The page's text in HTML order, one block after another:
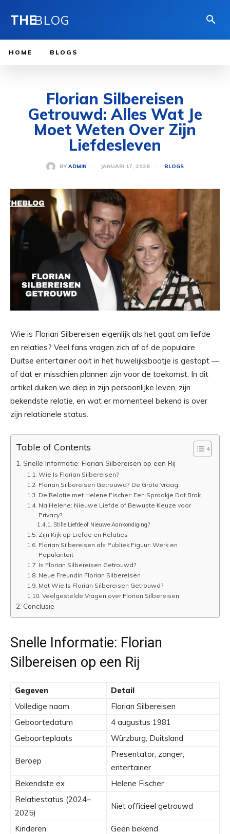
THEBLOG
HOME BLOGS
Florian Silbereisen
Getrouwd: Alles Wat Je
Moet Weten Over Zijn
Liefdesleven
BY ADMIN JANUARI 17, 2026 BLOGS
Wie is Florian Silbereisen eigenlijk als het gaat om liefde
en relaties? Veel fans vragen zich af of de populaire
Duitse entertainer ooit in het huwelijksbootje is gestapt —
of dat er misschien plannen zijn voor de toekomst. In dit
artikel duiken we diep in zijn persoonlijke leven, zijn
bekendste relatie, en wat er momenteel bekend is over
zijn relationele status.
Table of Contents
Snelle Informatie: Florian Silbereisen op een Rij
Wie Is Florian Silbereisen?
Florian Silbereisen Getrouwd? De Grote Vraag
De Relatie met Helene Fischer: Een Sprookje Dat Brak
Na Helene: Nieuwe Liefde of Bewuste Keuze voor
Privacy?
Stille Liefde of Nieuwe Aankondiging?
Zijn Kijk op Liefde en Relaties
Florian Silbereisen als Publiek Figuur: Werk en
Populariteit
Is Florian Silbereisen Getrouwd?
Neue Freundin Florian Silbereisen
Met Wie Is Florian Silbereisen Getrouwd?
Veelgestelde Vragen over Florian Silbereisen
Conclusie
Snelle Informatie: Florian
Silbereisen op een Rij
Gegeven
Detail
Volledige naam
Florian Silbereisen
Geboortedatum
4 augustus 1981
Geboorteplaats
Würzburg, Duitsland
Beroep
Presentator, zanger,
entertainer
Bekendste ex
Helene Fischer
Relatiestatus (2024–
2025)
Niet officieel getrouwd
Kinderen Geen bekend